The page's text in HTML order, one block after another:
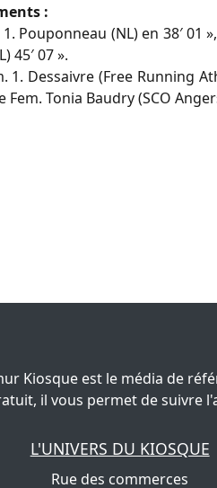
:
Pouponneau (NL) en 38′ 01
45′ 07 ».
1. Dessaivre (Free Running
Fem. Tonia Baudry (SCO
Kiosque est le média de
il vous permet de suivre
L'UNIVERS DU KIOSQUE
Rue des commerces